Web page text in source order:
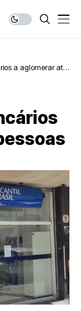
a aglomerar até